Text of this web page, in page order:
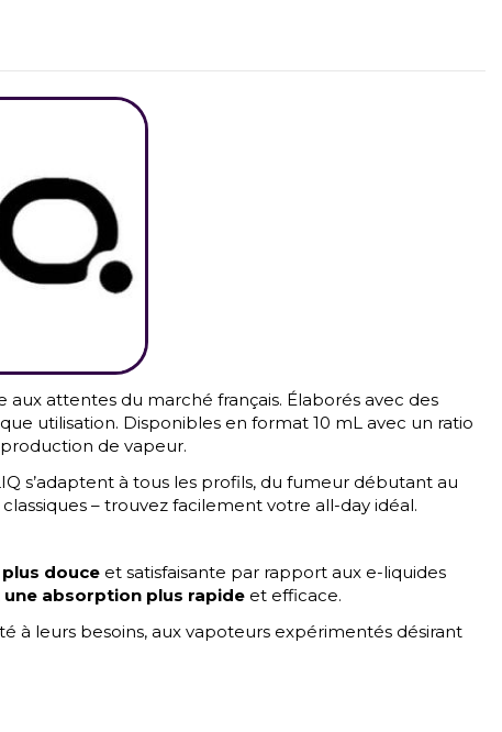
attentes du marché français. Élaborés avec des
utilisation. Disponibles en format 10 mL avec un ratio
de vapeur.
s’adaptent à tous les profils, du fumeur débutant au
– trouvez facilement votre all-day idéal.
plus douce et satisfaisante par rapport aux e-liquides
une absorption plus rapide et efficace.
à leurs besoins, aux vapoteurs expérimentés désirant